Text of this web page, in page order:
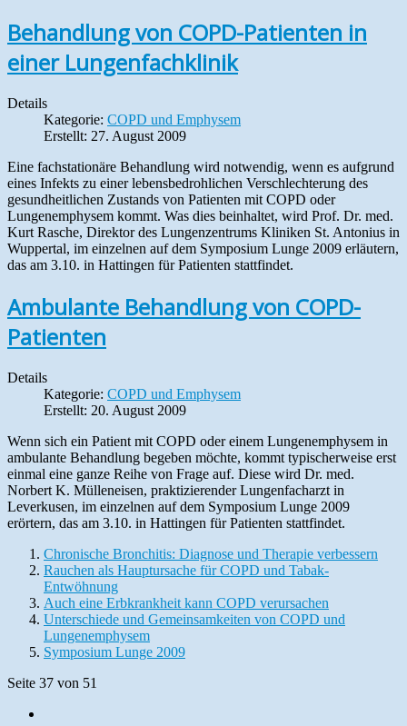
Behandlung von COPD-Patienten in
einer Lungenfachklinik
Details
Kategorie: COPD und Emphysem
Erstellt: 27. August 2009
Eine fachstationäre Behandlung wird notwendig, wenn es aufgrund
eines Infekts zu einer lebensbedrohlichen Verschlechterung des
gesundheitlichen Zustands von Patienten mit COPD oder
Lungenemphysem kommt. Was dies beinhaltet, wird Prof. Dr. med.
Kurt Rasche, Direktor des Lungenzentrums Kliniken St. Antonius in
Wuppertal, im einzelnen auf dem Symposium Lunge 2009 erläutern,
das am 3.10. in Hattingen für Patienten stattfindet.
Ambulante Behandlung von COPD-
Patienten
Details
Kategorie: COPD und Emphysem
Erstellt: 20. August 2009
Wenn sich ein Patient mit COPD oder einem Lungenemphysem in
ambulante Behandlung begeben möchte, kommt typischerweise erst
einmal eine ganze Reihe von Frage auf. Diese wird Dr. med.
Norbert K. Mülleneisen, praktizierender Lungenfacharzt in
Leverkusen, im einzelnen auf dem Symposium Lunge 2009
erörtern, das am 3.10. in Hattingen für Patienten stattfindet.
Chronische Bronchitis: Diagnose und Therapie verbessern
Rauchen als Hauptursache für COPD und Tabak-
Entwöhnung
Auch eine Erbkrankheit kann COPD verursachen
Unterschiede und Gemeinsamkeiten von COPD und
Lungenemphysem
Symposium Lunge 2009
Seite 37 von 51